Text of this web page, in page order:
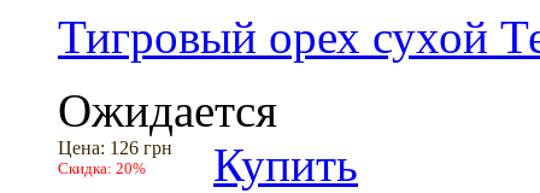
Тигровый орех сухой
Ожидается
Цена: 126 грн
Скидка: 20% Купить